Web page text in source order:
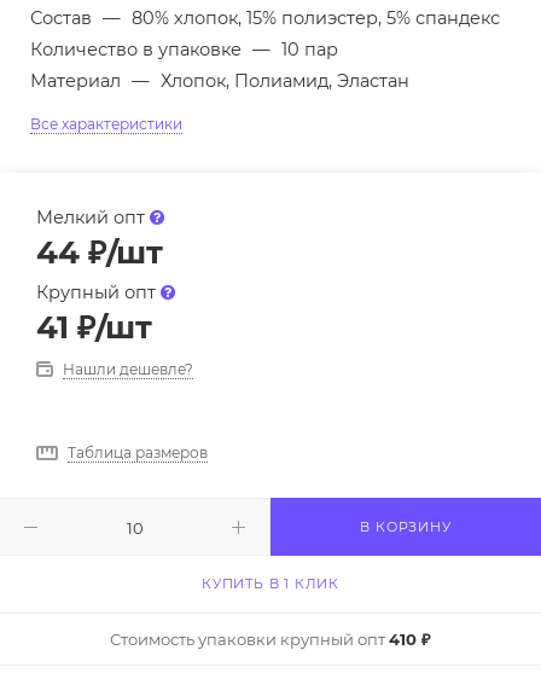
Состав — 80% хлопок, 15% полиэстер, 5% спандекс
Количество в упаковке — 10 пар
Материал — Хлопок, Полиамид, Эластан
Все характеристики
Мелкий опт
44 ₽/шт
Крупный опт
41 ₽/шт
Нашли дешевле?
Таблица размеров
В КОРЗИНУ
КУПИТЬ В 1 КЛИК
Стоимость упаковки крупный опт410 ₽